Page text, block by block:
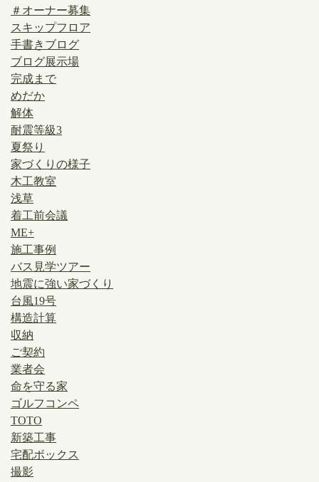
＃オーナー募集
スキップフロア
手書きブログ
ブログ展示場
完成まで
めだか
解体
耐震等級3
夏祭り
家づくりの様子
木工教室
浅草
着工前会議
ME+
施工事例
バス見学ツアー
地震に強い家づくり
台風19号
構造計算
収納
ご契約
業者会
命を守る家
ゴルフコンペ
TOTO
新築工事
宅配ボックス
撮影